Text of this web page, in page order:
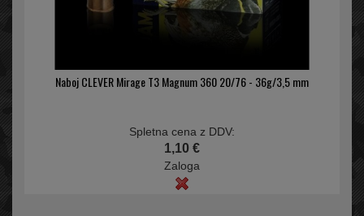
Naboj CLEVER Mirage T3 Magnum 360 20/76 - 36g/3,5 mm
Spletna cena z DDV:
1,10 €
Zaloga